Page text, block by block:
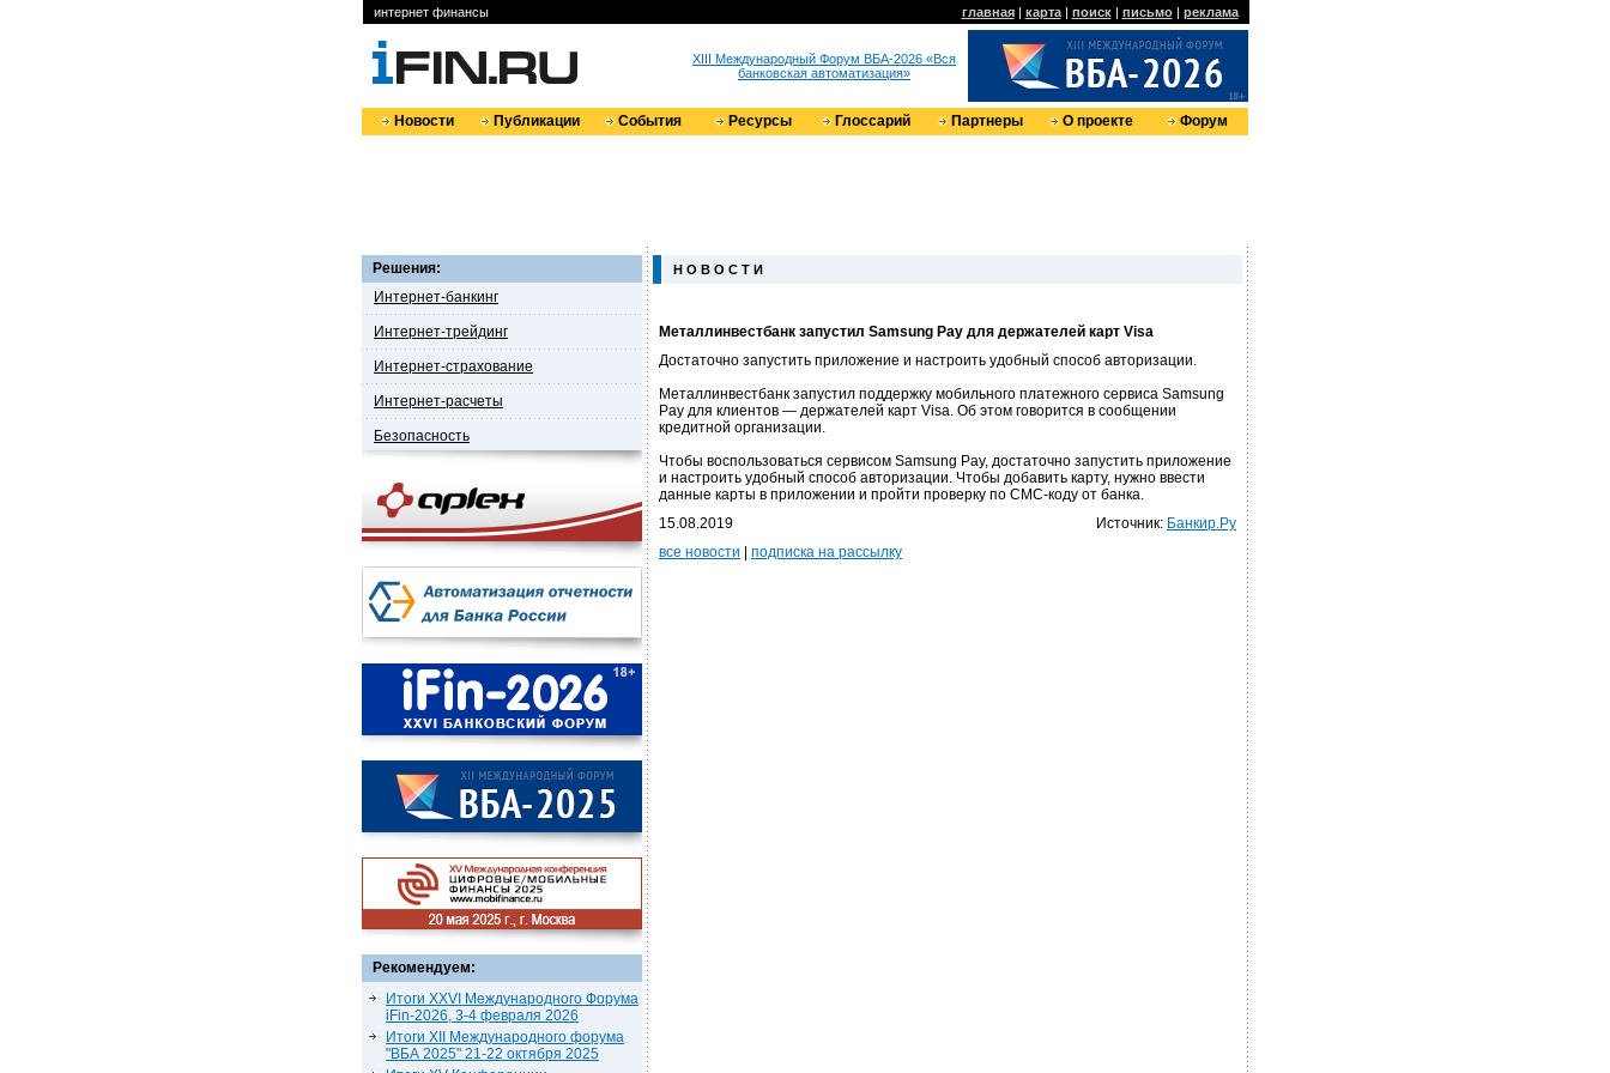
интернет финансы главная| карта| поиск| письмо| реклама
XIII Международный Форум ВБА-2026 «Вся
банковская автоматизация»
Новости Публикации События Ресурсы Глоссарий Партнеры О проекте Форум
Решения:
Интернет-банкинг
Интернет-трейдинг
Интернет-страхование
Интернет-расчеты
Безопасность
Рекомендуем:
Итоги XXVI Международного Форума
iFin-2026, 3-4 февраля 2026
Итоги XII Международного форума
"ВБА 2025" 21-22 октября 2025
Н О В О С Т И
Металлинвестбанк запустил Samsung Pay для держателей карт Visa
Достаточно запустить приложение и настроить удобный способ авторизации.
Металлинвестбанк запустил поддержку мобильного платежного сервиса Samsung
Pay для клиентов — держателей карт Visa. Об этом говорится в сообщении
кредитной организации.
Чтобы воспользоваться сервисом Samsung Pay, достаточно запустить приложение
и настроить удобный способ авторизации. Чтобы добавить карту, нужно ввести
данные карты в приложении и пройти проверку по СМС-коду от банка.
15.08.2019
Источник: Банкир.Ру
все новости
подписка на рассылку